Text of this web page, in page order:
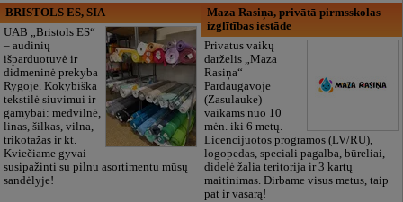
BRISTOLS ES, SIA
UAB „Bristols ES“
– audinių
išparduotuvė ir
didmeninė prekyba
Rygoje. Kokybiška
tekstilė siuvimui ir
gamybai: medvilnė,
linas, šilkas, vilna,
trikotažas ir kt.
Kviečiame gyvai
susipažinti su pilnu asortimentu mūsų
sandėlyje!
Maza Rasiņa, privātā pirmsskolas
izglītības iestāde
Privatus vaikų
darželis „Maza
Rasiņa“
Pardaugavoje
(Zasulauke)
vaikams nuo 10
mėn. iki 6 metų.
Licencijuotos programos (LV/RU),
logopedas, speciali pagalba, būreliai,
didelė žalia teritorija ir 3 kartų
maitinimas. Dirbame visus metus, taip
pat ir vasarą!